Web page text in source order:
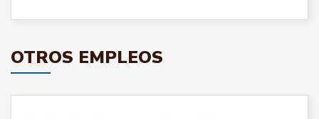
OTROS EMPLEOS